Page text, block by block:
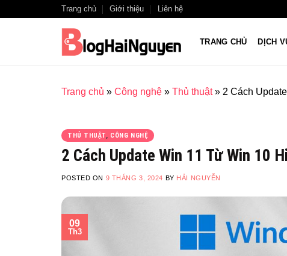
Trang chủ Giới thiệu Liên hệ
TRANG CHỦ DỊCH
Trang chủ » Công nghệ » Thủ thuật» 2 Cách
THỦ THUẬT, CÔNG NGHỆ
2 Cách Update Win 11 Từ Win 10
POSTED ON 9 THÁNG 3, 2024 BY HẢI NGUYỄN
09
Th3